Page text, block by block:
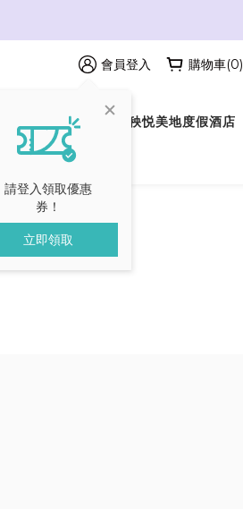
會員登入
請登入領取優惠
券！
立即領取
購物車(0)
精選禮盒 秧悦美地度假酒店